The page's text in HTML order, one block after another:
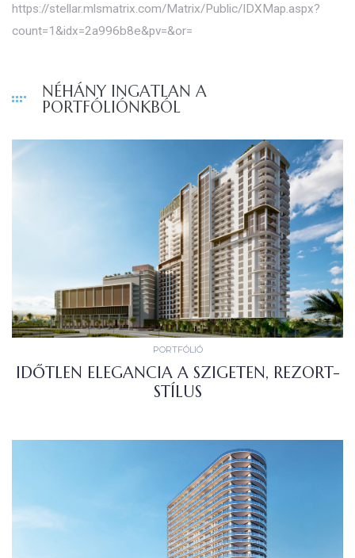
https://stellar.mlsmatrix.com/Matrix/Public/IDXMap.aspx?
count=1&idx=2a996b8e&pv=&or=
NÉHÁNY INGATLAN A
PORTFÓLIÓNKBÓL
PORTFÓLIÓ
IDŐTLEN ELEGANCIA A SZIGETEN, REZORT-
STÍLUS